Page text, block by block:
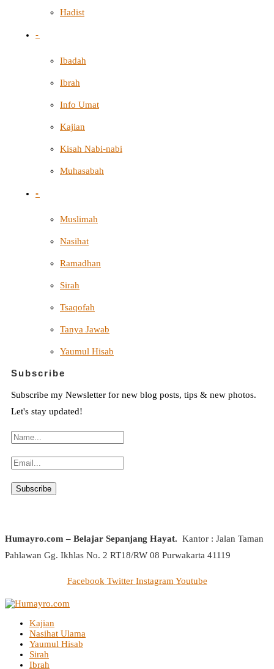
Hadist
-
Ibadah
Ibrah
Info Umat
Kajian
Kisah Nabi-nabi
Muhasabah
-
Muslimah
Nasihat
Ramadhan
Sirah
Tsaqofah
Tanya Jawab
Yaumul Hisab
Subscribe
Subscribe my Newsletter for new blog posts, tips & new photos.
Let's stay updated!
Humayro.com – Belajar Sepanjang Hayat. Kantor : Jalan Taman
Pahlawan Gg. Ikhlas No. 2 RT18/RW 08 Purwakarta 41119
Facebook Twitter Instagram Youtube
Kajian
Nasihat Ulama
Yaumul Hisab
Sirah
Ibrah